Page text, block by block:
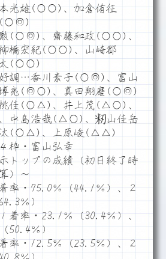
光雄(○○)、加倉侑征
(○◎)
勲(○◎)、齋藤和政(○○)、
橋宏紀(○○)、山崎郡
(○○)
好調…香川素子(○◎)、富山
亮(◎○)、真田翔磨(○◎)
佳(○△)、井上茂(△○)、
中島浩哉(△○)、籾山佳岳
(○△)、上原峻(△△)
枠・富山弘幸
トップの成績（初日終了時
）～
率・75.0％（44.1％）、２
％）
着率・23.1％（30.4％）、
50.4％）
率・12.5％（23.5％）、２